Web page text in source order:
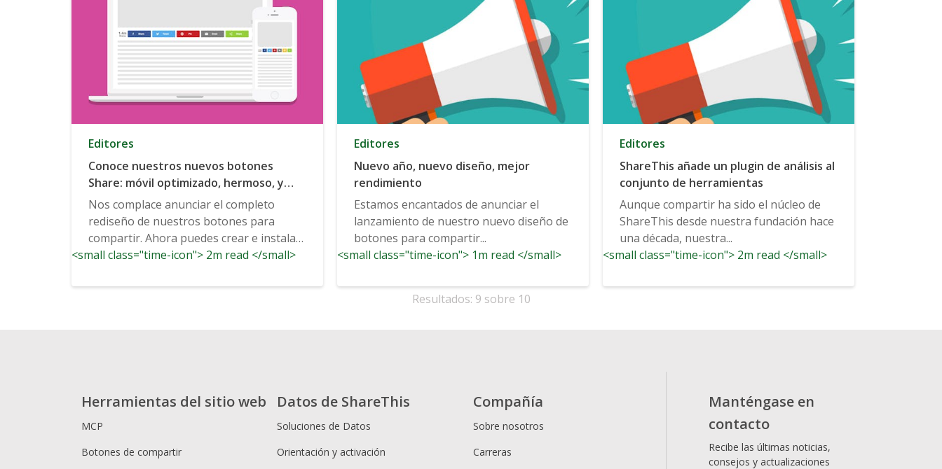
Editores
Conoce nuestros nuevos botones
Share: móvil optimizado, hermoso, y
rápido relámpago
Nos complace anunciar el completo
rediseño de nuestros botones para
compartir. Ahora puedes crear e instalar
rápidamente un conjunto...
<small class="time-icon"> 2m read </small>
Editores
Nuevo año, nuevo diseño, mejor
rendimiento
Estamos encantados de anunciar el
lanzamiento de nuestro nuevo diseño de
botones para compartir...
<small class="time-icon"> 1m read </small>
Editores
ShareThis añade un plugin de análisis al
conjunto de herramientas
Aunque compartir ha sido el núcleo de
ShareThis desde nuestra fundación hace
una década, nuestra...
<small class="time-icon"> 2m read </small>
Resultados: 9 sobre 10
Herramientas del sitio web
MCP
Botones de compartir
Datos de ShareThis
Soluciones de Datos
Orientación y activación
Compañía
Sobre nosotros
Carreras
Manténgase en
contacto
Recibe las últimas noticias,
consejos y actualizaciones